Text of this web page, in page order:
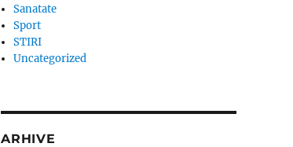
Sanatate
Sport
STIRI
Uncategorized
ARHIVE